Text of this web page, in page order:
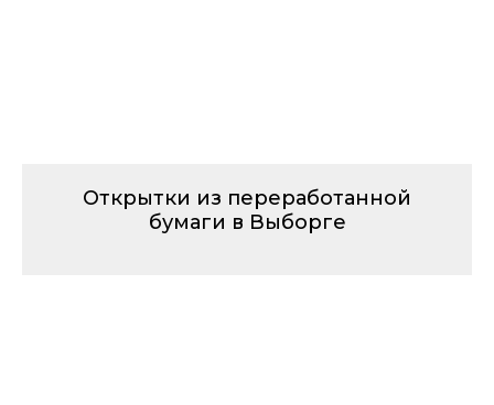
Открытки из переработанной
бумаги в Выборге